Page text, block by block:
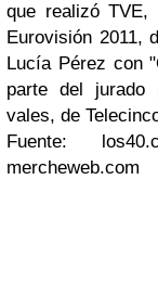
que realizó TVE,
Eurovisión 2011,
Lucía Pérez con
parte del jurado
vales, de
Fuente:
mercheweb.com